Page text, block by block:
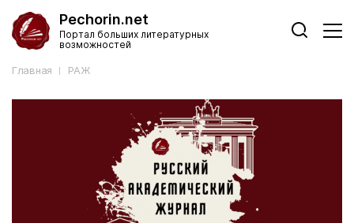
Pechorin.net
Портал больших литературных
возможностей
Главная РАЖ